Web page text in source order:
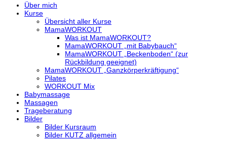
Über mich
Kurse
Übersicht aller Kurse
MamaWORKOUT
Was ist MamaWORKOUT?
MamaWORKOUT „mit Babybauch“
MamaWORKOUT „Beckenboden“ (zur
Rückbildung geeignet)
MamaWORKOUT „Ganzkörperkräftigung“
Pilates
WORKOUT Mix
Babymassage
Massagen
Trageberatung
Bilder
Bilder Kursraum
Bilder KUTZ allgemein